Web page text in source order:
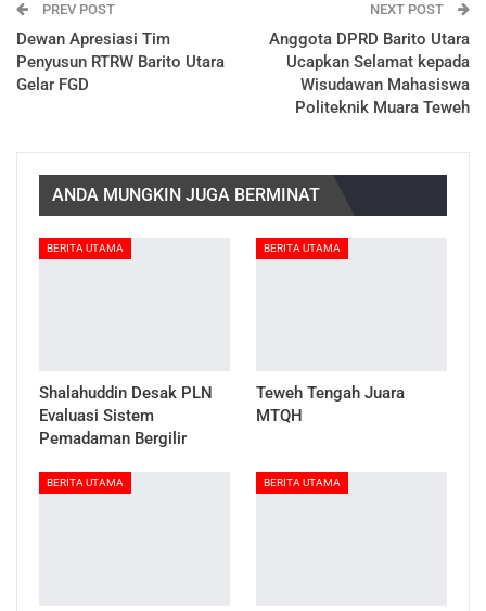
PREV POST
Dewan Apresiasi Tim
Penyusun RTRW Barito Utara
Gelar FGD
NEXT POST
Anggota DPRD Barito Utara
Ucapkan Selamat kepada
Wisudawan Mahasiswa
Politeknik Muara Teweh
ANDA MUNGKIN JUGA BERMINAT
BERITA UTAMA
Shalahuddin Desak PLN
Evaluasi Sistem
Pemadaman Bergilir
BERITA UTAMA
Teweh Tengah Juara
MTQH
BERITA UTAMA BERITA UTAMA